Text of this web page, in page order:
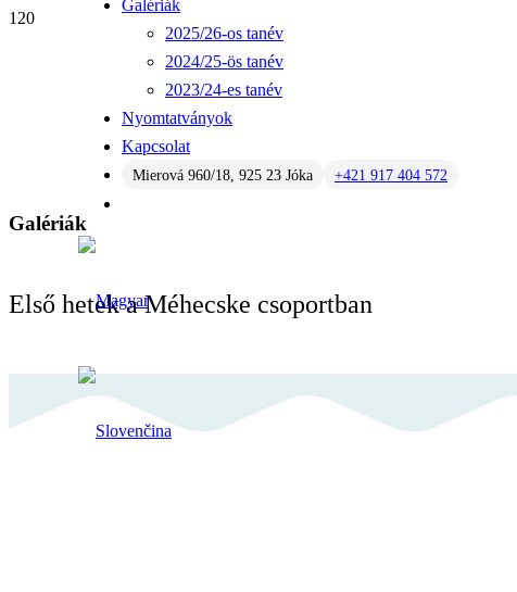
Galériák
2025/26-os tanév
2024/25-ös tanév
2023/24-es tanév
Nyomtatványok
Kapcsolat
Mierová 960/18, 925 23 Jóka +421 917 404 572
Galériák
Első hetek a Méhecske csoportban